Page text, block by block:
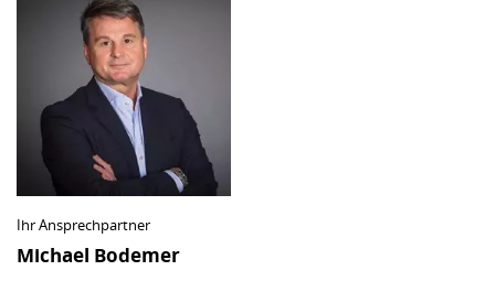
Ihr Ansprechpartner
Michael Bodemer